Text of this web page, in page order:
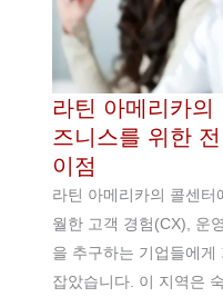
라틴 아메리카의
즈니스를 위한
이점
라틴 아메리카의 콜센
월한 고객 경험(CX), 운
을 추구하는 기업들에게
잡았습니다. 이 지역은